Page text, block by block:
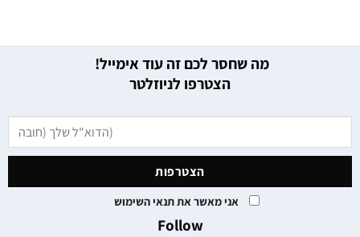
מה שחסר לכם זה עוד אימייל!
הצטרפו לניוזלטר
אני מאשר את תנאי השימוש
Follow